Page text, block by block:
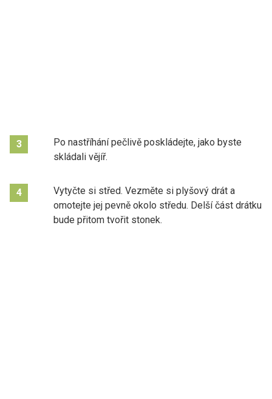
3
Po nastříhání pečlivě poskládejte, jako byste
skládali vějíř.
4
Vytyčte si střed. Vezměte si plyšový drát a
omotejte jej pevně okolo středu. Delší část drátku
bude přitom tvořit stonek.